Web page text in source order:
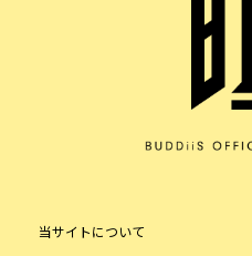
当サイトについて